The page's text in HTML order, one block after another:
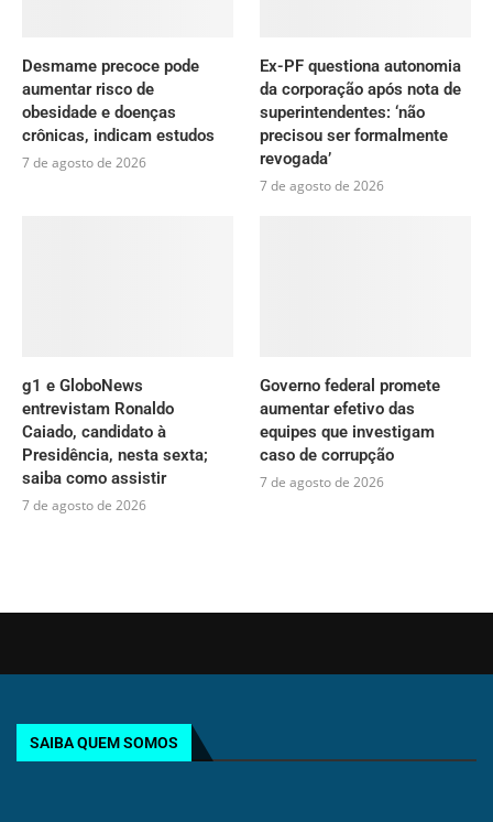
Desmame precoce pode
aumentar risco de
obesidade e doenças
crônicas, indicam estudos
7 de agosto de 2026
Ex-PF questiona autonomia
da corporação após nota de
superintendentes: ‘não
precisou ser formalmente
revogada’
7 de agosto de 2026
g1 e GloboNews
entrevistam Ronaldo
Caiado, candidato à
Presidência, nesta sexta;
saiba como assistir
7 de agosto de 2026
Governo federal promete
aumentar efetivo das
equipes que investigam
caso de corrupção
7 de agosto de 2026
SAIBA QUEM SOMOS